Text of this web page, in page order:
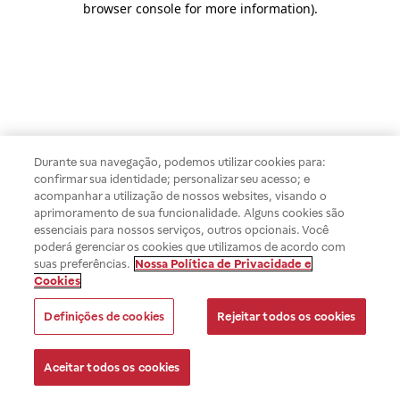
browser console for more information).
Durante sua navegação, podemos utilizar cookies para:
confirmar sua identidade; personalizar seu acesso; e
acompanhar a utilização de nossos websites, visando o
aprimoramento de sua funcionalidade. Alguns cookies são
essenciais para nossos serviços, outros opcionais. Você
poderá gerenciar os cookies que utilizamos de acordo com
suas preferências. Nossa Política de Privacidade e
Cookies
Definições de cookies Rejeitar todos os cookies
Aceitar todos os cookies